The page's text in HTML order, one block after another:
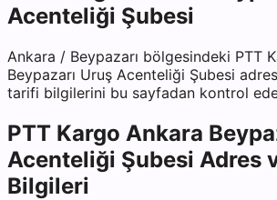
Acenteliği Şubesi
Ankara / Beypazarı bölgesindeki PTT
Beypazarı Uruş Acenteliği Şubesi
tarifi bilgilerini bu sayfadan kontrol
PTT Kargo Ankara
Acenteliği Şubesi Adres
Bilgileri